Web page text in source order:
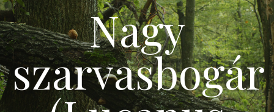
Nagy
szarvasbogár